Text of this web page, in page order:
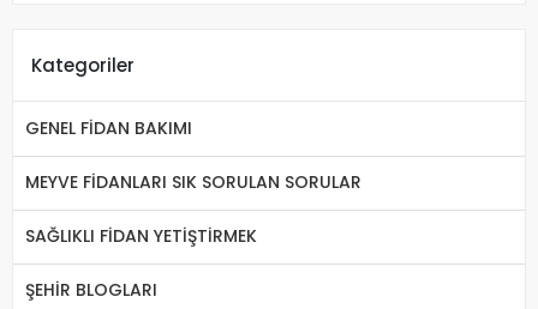
Kategoriler
GENEL FİDAN BAKIMI
MEYVE FİDANLARI SIK SORULAN SORULAR
SAĞLIKLI FİDAN YETİŞTİRMEK
ŞEHİR BLOGLARI